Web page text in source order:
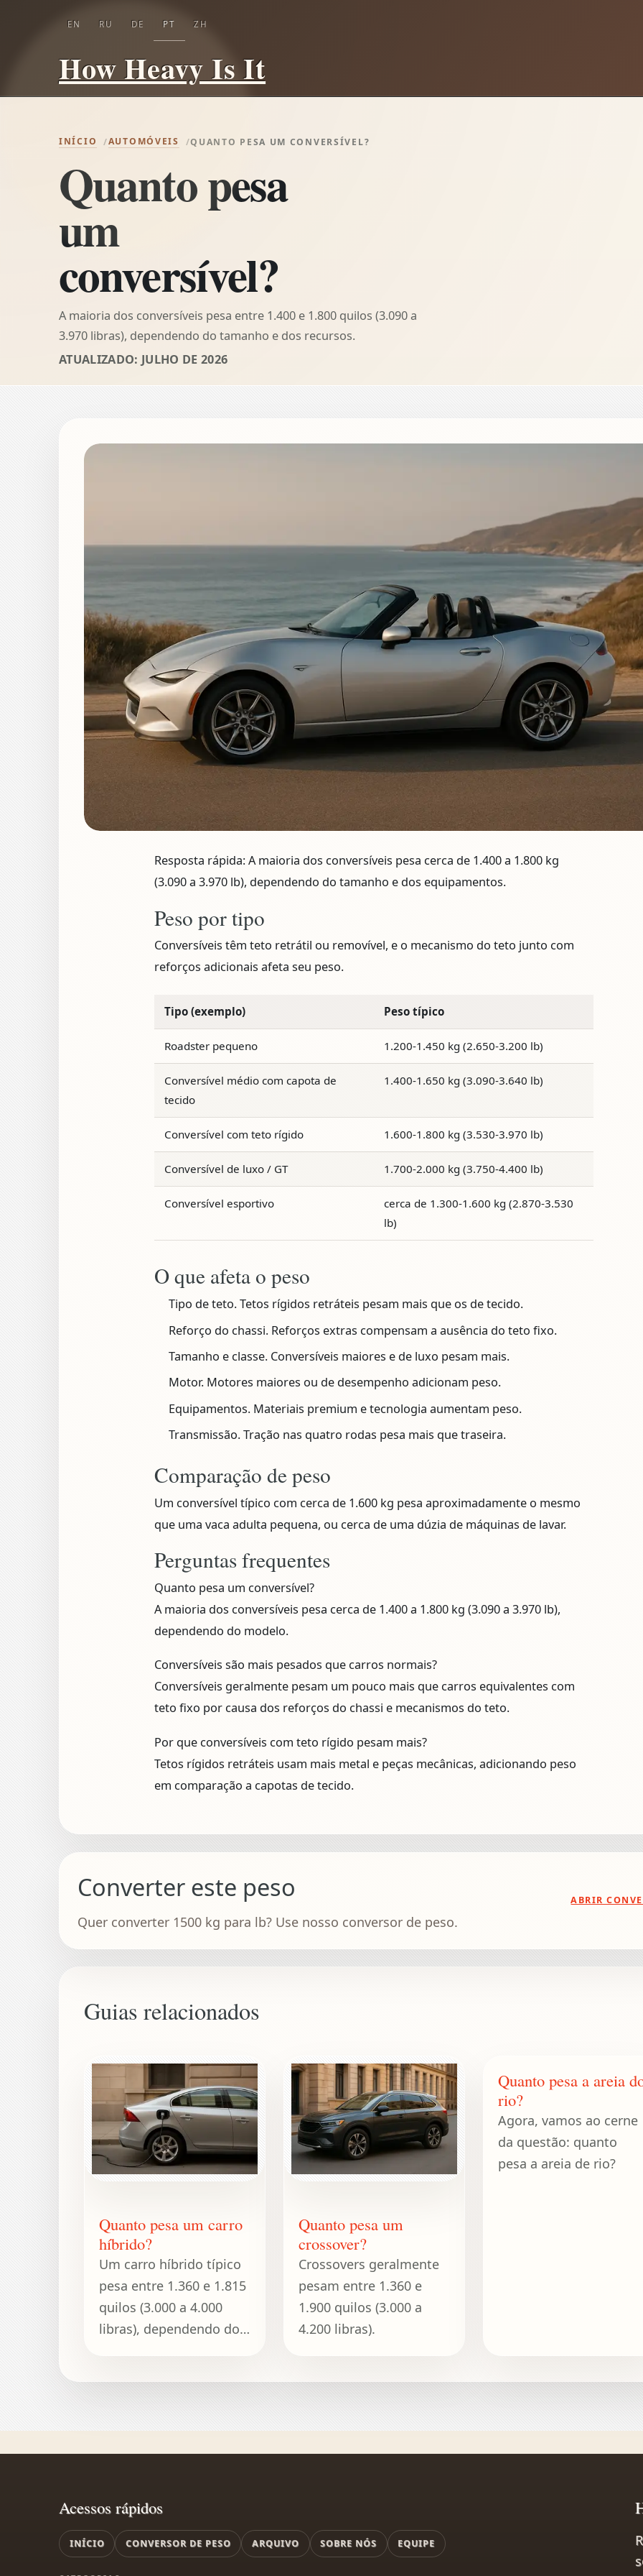
How Heavy Is It
EN RU DE PT ZH
INÍCIO AUTOMÓVEIS QUANTO PESA UM CONVERSÍVEL?
Quanto pesa
um
conversível?
A maioria dos conversíveis pesa entre 1.400 e 1.800 quilos (3.090 a
3.970 libras), dependendo do tamanho e dos recursos.
ATUALIZADO: JULHO DE 2026
Resposta rápida:A maioria dos conversíveis pesa cerca de 1.400 a 1.800 kg
(3.090 a 3.970 lb), dependendo do tamanho e dos equipamentos.
Peso por tipo
Conversíveis têm teto retrátil ou removível, e o mecanismo do teto junto com
reforços adicionais afeta seu peso.
Tipo (exemplo) Peso típico
Roadster pequeno 1.200-1.450 kg (2.650-3.200 lb)
Conversível médio com capota de
tecido
1.400-1.650 kg (3.090-3.640 lb)
Conversível com teto rígido 1.600-1.800 kg (3.530-3.970 lb)
Conversível de luxo / GT 1.700-2.000 kg (3.750-4.400 lb)
Conversível esportivo
cerca de 1.300-1.600 kg (2.870-3.530
lb)
O que afeta o peso
Tipo de teto.Tetos rígidos retráteis pesam mais que os de tecido.
Reforço do chassi. Reforços extras compensam a ausência do teto fixo.
Tamanho e classe. Conversíveis maiores e de luxo pesam mais.
Motor. Motores maiores ou de desempenho adicionam peso.
Equipamentos. Materiais premium e tecnologia aumentam peso.
Transmissão.Tração nas quatro rodas pesa mais que traseira.
Comparação de peso
Um conversível típico com cerca de 1.600 kg pesa aproximadamente o mesmo
que uma vaca adulta pequena, ou cerca de uma dúzia de máquinas de lavar.
Perguntas frequentes
Quanto pesa um conversível?
A maioria dos conversíveis pesa cerca de 1.400 a 1.800 kg (3.090 a 3.970 lb),
dependendo do modelo.
Conversíveis são mais pesados que carros normais?
Conversíveis geralmente pesam um pouco mais que carros equivalentes com
teto fixo por causa dos reforços do chassi e mecanismos do teto.
Por que conversíveis com teto rígido pesam mais?
Tetos rígidos retráteis usam mais metal e peças mecânicas, adicionando peso
em comparação a capotas de tecido.
Converter este peso
Quer converter 1500 kg para lb? Use nosso conversor de peso.
ABRIR
Guias relacionados
Quanto pesa um carro
híbrido?
Um carro híbrido típico
pesa entre 1.360 e 1.815
quilos (3.000 a 4.000
libras), dependendo do
Quanto pesa um
crossover?
Crossovers geralmente
pesam entre 1.360 e
1.900 quilos (3.000 a
4.200 libras).
Quanto pesa a areia
rio?
Agora, vamos ao cerne
da questão: quanto
pesa a areia de rio?
Acessos rápidos
INÍCIO CONVERSOR DE PESO ARQUIVO SOBRE NÓS EQUIPE